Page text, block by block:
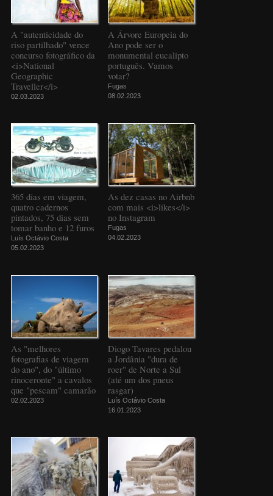
A "autenticidade do
riso partilhado" vence
concurso fotográfico da
<i>National
Geographic
Traveller</i>
02.03.2023
A Árvore Europeia do
Ano pode ser o
monumental eucalipto
português. Vamos
votar?
Fugas
08.02.2023
365 dias em viagem,
quatro cadernos
pintados, 75 dias sem
tomar banho e 12 furos
Luís Octávio Costa
05.02.2023
As dez casas no Airbnb
com mais <i>likes</i>
no Instagram
Fugas
04.02.2023
As "melhores
fotografias de viagem
do ano", do "último
rinoceronte" a cavalos
que "pescam" camarão
02.02.2023
Diogo Tavares pedalou
a Jordânia "dura de
roer" de Norte a Sul
(até um dos pneus
rasgar)
Luís Octávio Costa
16.01.2023